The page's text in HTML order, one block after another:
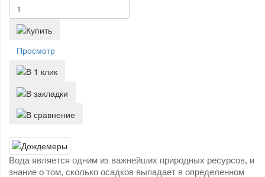
Просмотр
Вода является одним из важнейших природных ресурсов, и
знание о том, сколько осадков выпадает в определенном